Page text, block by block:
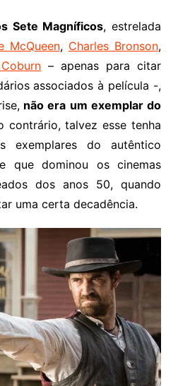
Sete Magníficos, estrelada
McQueen, Charles Bronson,
– apenas para citar
associados à película -,
não era um exemplar do
contrário, talvez esse tenha
exemplares do autêntico
que dominou os cinemas
dos anos 50, quando
uma certa decadência.